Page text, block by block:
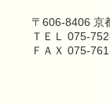
〒606-8406 京
ＴＥＬ 075-
ＦＡＸ 075-